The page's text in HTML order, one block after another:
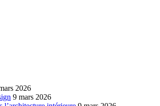
2026
9 mars 2026